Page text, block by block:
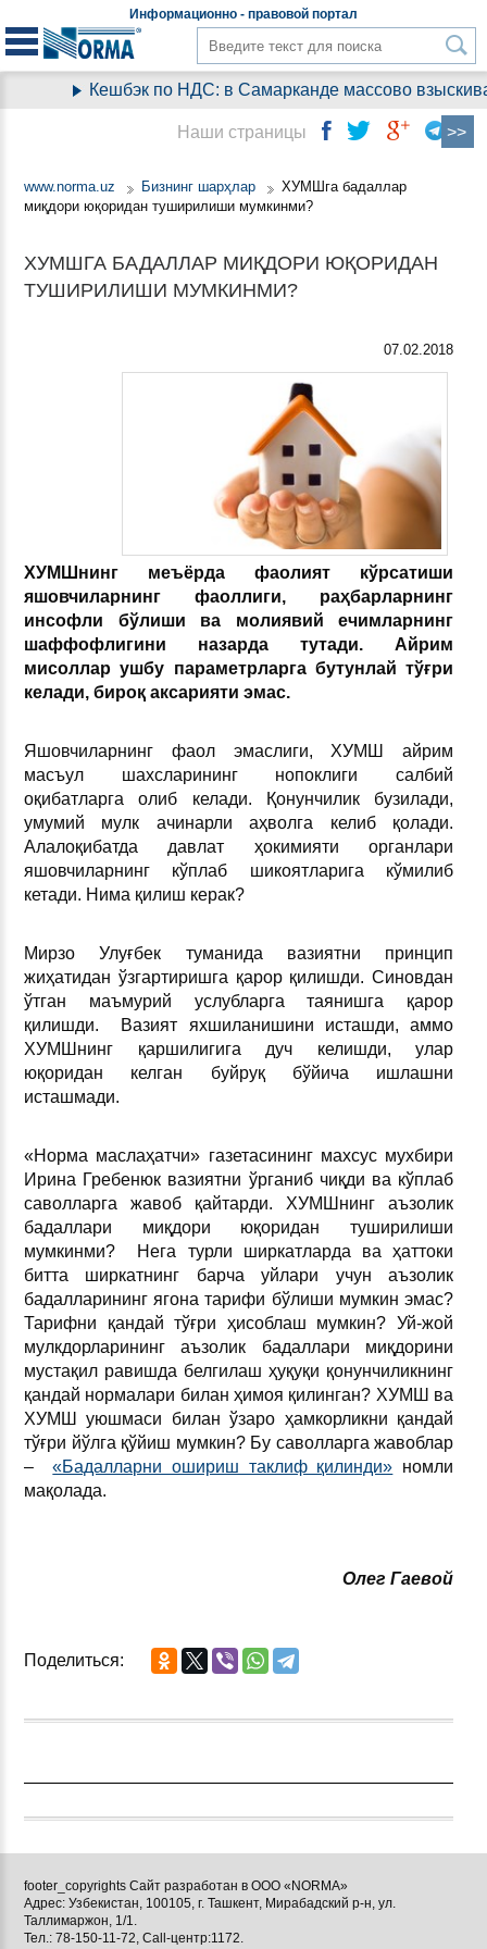
Информационно - правовой портал
Кешбэк по НДС: в Самарканде массово
www.norma.uz Бизнинг шарҳлар
ХУМШга бадаллар
миқдори юқоридан туширилиши мумкинми?
ХУМШГА БАДАЛЛАР МИҚДОРИ ЮҚОРИДАН
ТУШИРИЛИШИ МУМКИНМИ?
07.02.2018
ХУМШнинг меъёрда фаолият кўрсатиши
яшовчиларнинг фаоллиги, раҳбарларнинг
инсофли бўлиши ва молиявий ечимларнинг
шаффофлигини назарда тутади. Айрим
мисоллар ушбу параметрларга бутунлай тўғри
келади, бироқ аксарияти эмас.
Яшовчиларнинг фаол эмаслиги, ХУМШ айрим
масъул шахсларининг нопоклиги салбий
оқибатларга олиб келади. Қонунчилик бузилади,
умумий мулк ачинарли аҳволга келиб қолади.
Алалоқибатда давлат ҳокимияти органлари
яшовчиларнинг кўплаб шикоятларига кўмилиб
кетади. Нима қилиш керак?
Мирзо Улуғбек туманида вазиятни принцип
жиҳатидан ўзгартиришга қарор қилишди. Синовдан
ўтган маъмурий услубларга таянишга қарор
қилишди. Вазият яхшиланишини исташди, аммо
ХУМШнинг қаршилигига дуч келишди, улар
юқоридан келган буйруқ бўйича ишлашни
исташмади.
«Норма маслаҳатчи» газетасининг махсус мухбири
Ирина Гребенюк вазиятни ўрганиб чиқди ва кўплаб
саволларга жавоб қайтарди. ХУМШнинг аъзолик
бадаллари миқдори юқоридан туширилиши
мумкинми? Нега турли ширкатларда ва ҳаттоки
битта ширкатнинг барча уйлари учун аъзолик
бадалларининг ягона тарифи бўлиши мумкин эмас?
Тарифни қандай тўғри ҳисоблаш мумкин? Уй-жой
мулкдорларининг аъзолик бадаллари миқдорини
мустақил равишда белгилаш ҳуқуқи қонунчиликнинг
қандай нормалари билан ҳимоя қилинган? ХУМШ ва
ХУМШ уюшмаси билан ўзаро ҳамкорликни қандай
тўғри йўлга қўйиш мумкин? Бу саволларга жавоблар
–«Бадалларни ошириш таклиф қилинди» номли
мақолада.
Олег Гаевой
Поделиться:
Наши страницы
footer_copyrights Сайт разработан в ООО «NORMA»
Адрес: Узбекистан, 100105, г. Ташкент, Мирабадский р-н, ул.
Таллимаржон, 1/1.
Тел.: 78-150-11-72, Call-центр:1172.